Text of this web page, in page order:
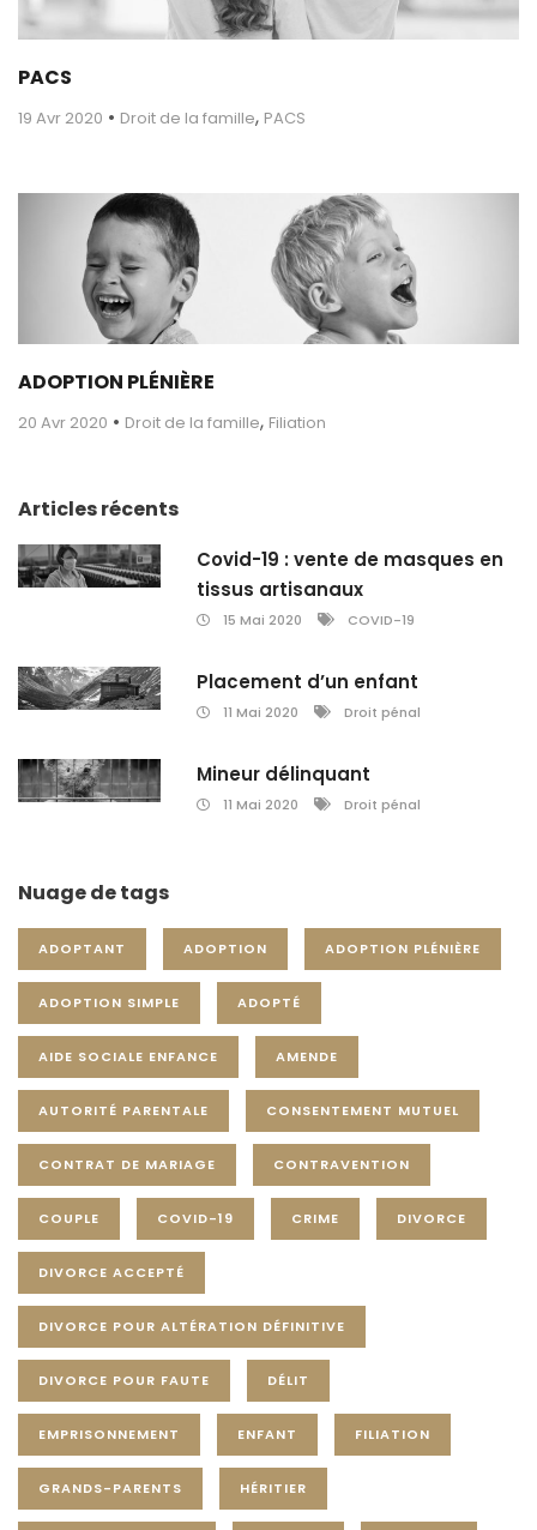
PACS
19 Avr 2020 • Droit de la famille, PACS
ADOPTION PLÉNIÈRE
20 Avr 2020 • Droit de la famille, Filiation
Articles récents
Covid-19 : vente de masques en
tissus artisanaux
15 Mai 2020 COVID-19
Placement d’un enfant
11 Mai 2020 Droit pénal
Mineur délinquant
11 Mai 2020 Droit pénal
Nuage de tags
ADOPTANT ADOPTION ADOPTION PLÉNIÈRE
ADOPTION SIMPLE ADOPTÉ
AIDE SOCIALE ENFANCE AMENDE
AUTORITÉ PARENTALE CONSENTEMENT MUTUEL
CONTRAT DE MARIAGE CONTRAVENTION
COUPLE COVID-19 CRIME DIVORCE
DIVORCE ACCEPTÉ
DIVORCE POUR ALTÉRATION DÉFINITIVE
DIVORCE POUR FAUTE DÉLIT
EMPRISONNEMENT ENFANT FILIATION
GRANDS-PARENTS HÉRITIER